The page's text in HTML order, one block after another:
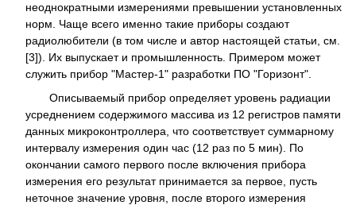
неоднократными измерениями превышении установленных
норм. Чаще всего именно такие приборы создают
радиолюбители (в том числе и автор настоящей статьи, см.
[3]). Их выпускает и промышленность. Примером может
служить прибор "Мастер-1" разработки ПО "Горизонт".
Описываемый прибор определяет уровень радиации
усреднением содержимого массива из 12 регистров памяти
данных микроконтроллера, что соответствует суммарному
интервалу измерения один час (12 раз по 5 мин). По
окончании самого первого после включения прибора
измерения его результат принимается за первое, пусть
неточное значение уровня, после второго измерения